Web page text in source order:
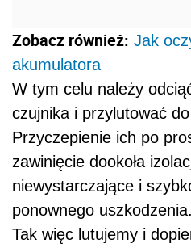
Zobacz również: Jak
akumulatora
W tym celu należy
czujnika i przylutować
Przyczepienie ich po
zawinięcie dookoła
niewystarczające i
ponownego uszkodzenia.
Tak więc lutujemy i